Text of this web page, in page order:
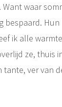
waar
bespaard.
ik alle
ze, thuis
tante, ver van